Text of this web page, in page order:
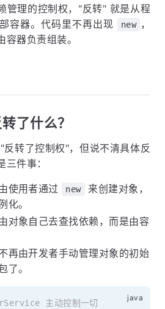
管理的控制权，"反转" 就是从程
容器。代码里不再出现
new ，
器负责组装。
了什么？
转了控制权"，但说不清具体反
件事：
使用者通过 new
来创建对象，
化。
对象自己去查找依赖，而是由容
再由开发者手动管理对象的初始
了。
主动控制一切